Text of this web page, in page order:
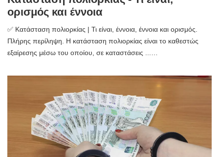
ορισμός και έννοια
✅ Κατάσταση πολιορκίας | Τι είναι, έννοια, έννοια και ορισμός.
Πλήρης περίληψη. Η κατάσταση πολιορκίας είναι το καθεστώς
εξαίρεσης μέσω του οποίου, σε καταστάσεις ...…